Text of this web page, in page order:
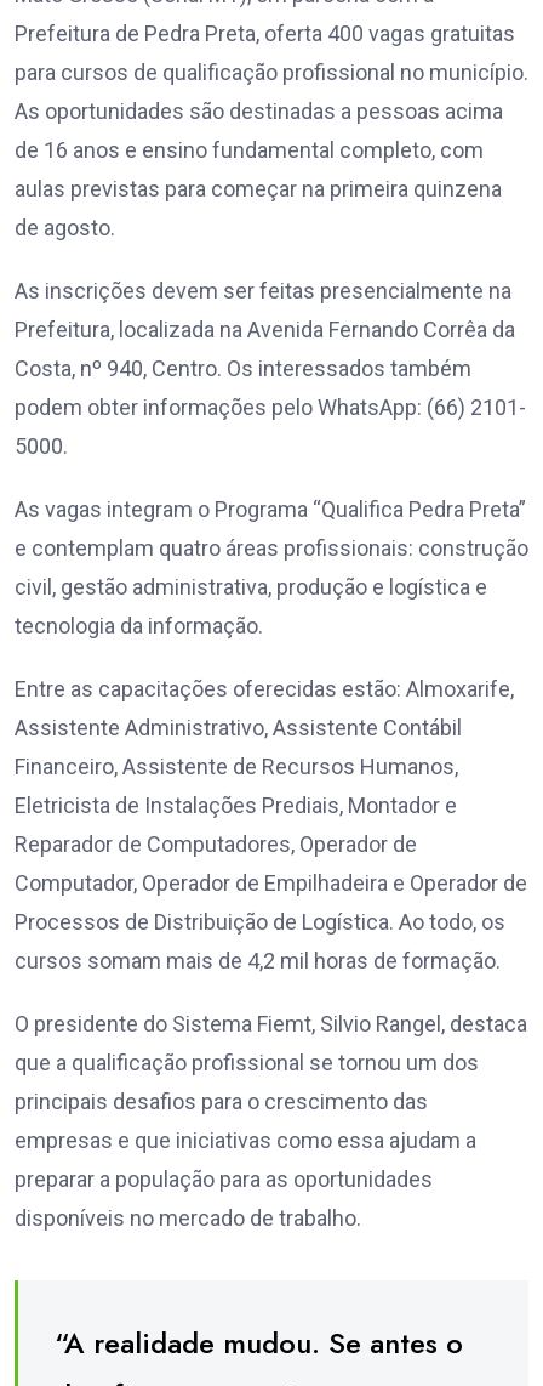
Prefeitura de Pedra Preta, oferta 400 vagas gratuitas
para cursos de qualificação profissional no município.
As oportunidades são destinadas a pessoas acima
de 16 anos e ensino fundamental completo, com
aulas previstas para começar na primeira quinzena
de agosto.
As inscrições devem ser feitas presencialmente na
Prefeitura, localizada na Avenida Fernando Corrêa da
Costa, nº 940, Centro. Os interessados também
podem obter informações pelo WhatsApp: (66) 2101-
5000.
As vagas integram o Programa “Qualifica Pedra Preta”
e contemplam quatro áreas profissionais: construção
civil, gestão administrativa, produção e logística e
tecnologia da informação.
Entre as capacitações oferecidas estão: Almoxarife,
Assistente Administrativo, Assistente Contábil
Financeiro, Assistente de Recursos Humanos,
Eletricista de Instalações Prediais, Montador e
Reparador de Computadores, Operador de
Computador, Operador de Empilhadeira e Operador de
Processos de Distribuição de Logística. Ao todo, os
cursos somam mais de 4,2 mil horas de formação.
O presidente do Sistema Fiemt, Silvio Rangel, destaca
que a qualificação profissional se tornou um dos
principais desafios para o crescimento das
empresas e que iniciativas como essa ajudam a
preparar a população para as oportunidades
disponíveis no mercado de trabalho.
“A realidade mudou. Se antes o